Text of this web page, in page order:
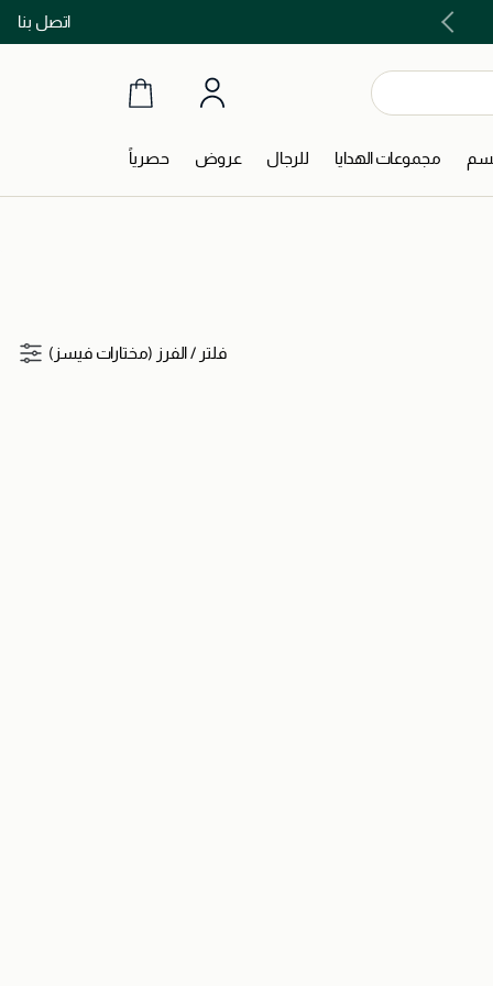
اتصل بنااشتري الآن و ادفع لاحقاً مع تابي و تمارا!
مجموعات الهدايا للرجال عروض حصرياً
فلتر /الفرز (مختارات فيسز)